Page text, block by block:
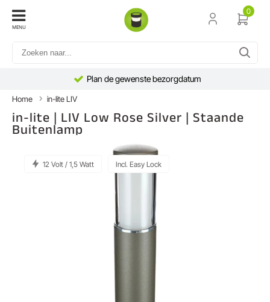
MENU
0
Plan de gewenste bezorgdatum
Home in-lite LIV
in-lite | LIV Low Rose Silver | Staande
Buitenlamp
12 Volt / 1,5 Watt Incl. Easy Lock